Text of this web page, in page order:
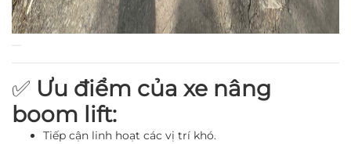
✅ Ưu điểm của xe nâng
boom lift:
Tiếp cận linh hoạt các vị trí khó.